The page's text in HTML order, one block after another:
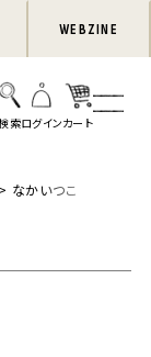
WEBZINE
なかいつこ